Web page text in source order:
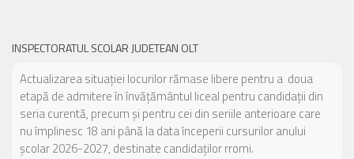
INSPECTORATUL SCOLAR JUDETEAN OLT
Actualizarea situației locurilor rămase libere pentru a doua
etapă de admitere în învățământul liceal pentru candidații din
seria curentă, precum și pentru cei din seriile anterioare care
nu împlinesc 18 ani până la data începerii cursurilor anului
școlar 2026-2027, destinate candidaților rromi.